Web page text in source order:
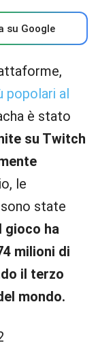
su Google
popolari al
è stato
su Twitch
le
state
gioco ha
milioni di
il terzo
mondo.